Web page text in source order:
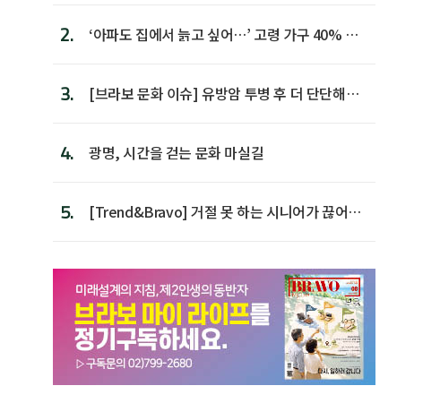
2.
‘아파도 집에서 늙고 싶어…’ 고령 가구 40% 노
3.
[브라보 문화 이슈] 유방암 투병 후 더 단단해진
4. 광명, 시간을 걷는 문화 마실길
5.
[Trend&Bravo] 거절 못 하는 시니어가 끊어야